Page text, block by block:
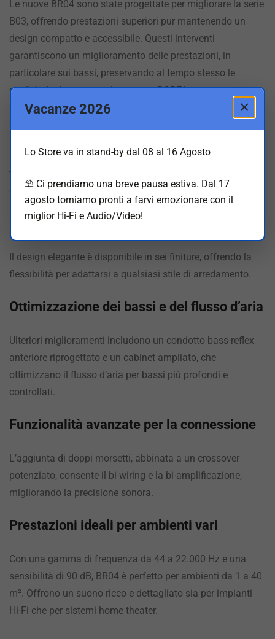
Le nuove BR04 sono state progettate per migliorare la serie
B03, offrendo prestazioni superiori pur mantenendo un
design compatto e accessibile. Questi interventi
garantiscono un miglioramento delle prestazioni, in
particolare sui bassi, preservando al tempo stesso le
qualità che hanno reso la gamma BOREA un successo.
Le BR04 integrano un tweeter a cupola in seta con
tecnologia EFS e un driver midrange/basso in polpa di
cellulosa, assicurando voci chiare e un calore naturale.
Design elegante e finiture versatili
Il design elegante è disponibile in sei finiture, offrendo la
flessibilità per adattarsi a qualsiasi stile di arredamento.
Ottimizzazione dei bassi e del flusso d’aria
Ulteriori miglioramenti includono un condotto bass-reflex
anteriore riprogettato e un cabinet ampliato, che
ottimizzano il flusso d’aria per bassi più profondi e
controllati.
Funzionalità avanzate per la connessione
L’aggiunta di doppi morsetti, abbinata a un crossover
potenziato, consente il bi-wiring e la bi-amplificazione,
migliorando la precisione sonora.
Prestazioni ideali per ambienti vari
Con una gamma di frequenza da 44 a 22.000 Hz e una
sensibilità di 90 dB, BR04 è perfetto per ambienti da 1 a 40
m². Offrono un suono ricco e dettagliato sia per impianti
Hi-Fi che per sistemi home theater.
×
Vacanze 2026
Lo Store va in stand-by dal 08 al 16 Agosto
⛱️ Ci prendiamo una breve pausa estiva. Dal 17
agosto torniamo pronti a farvi emozionare con il
miglior Hi-Fi e Audio/Video!